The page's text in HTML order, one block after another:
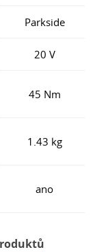
Parkside
20 V
45 Nm
1.43 kg
ano